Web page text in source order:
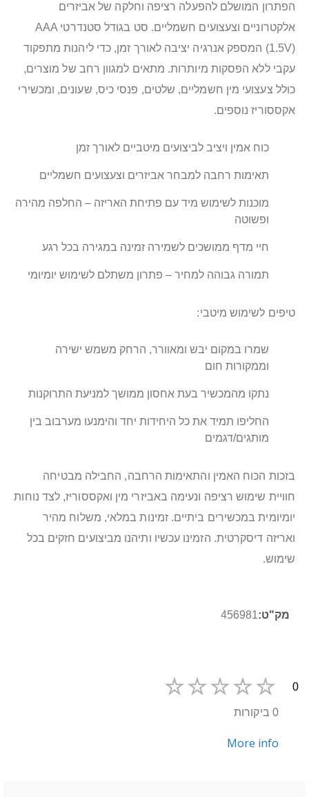
הפתרון המושלם להפעלה רציפה וחלקה של אביזרים
אלקטרוניים וצעצועים חשמליים. סט בגודל סטנדרטי AAA
(1.5V) המספק אנרגיה יציבה לאורך זמן, כדי ליהנות מתפקוד
עקבי ללא הפסקות מיותרות. מתאים למגוון רחב של מוצרים,
כולל צעצועי מין חשמליים, שלטים, פנסי כיס, שעונים, ומכשירי
אקססוריז נוספים.
כוח אמין ויציב לביצועים מיטביים לאורך זמן
תאימות רחבה למבחר אביזרים וצעצועים חשמליים
מוכנות לשימוש מיד עם פתיחת האריזה – החלפה מהירה
ופשוטה
חיי מדף ממושכים לשמירה זמינה במגירה בכל רגע
תמורה גבוהה למחיר – פתרון משתלם לשימוש יומיומי
טיפים לשימוש מיטבי:
שמרו במקום יבש ומאוורר, הרחק משמש ישירה
וממקורות חום
נתקו מהמכשיר בעת אחסון ממושך למניעת התרוקנות
החליפו תמיד את כל היחידות יחד והימנעו מערבוב בין
מותגים/דגמים
בזכות הכוח האמין והתאימות הרחבה, החבילה מבטיחה
חוויית שימוש רציפה ונעימה באביזרי מין ואקססוריז, לצד נוחות
יומיומית במכשירים ביתיים. זמינות במלאי, משלוח מהיר
ואריזה דיסקרטית. הזמינו עכשיו ותיהנו מביצועים חזקים בכל
שימוש.
מידע
456981
0
0 ביקורות
More info